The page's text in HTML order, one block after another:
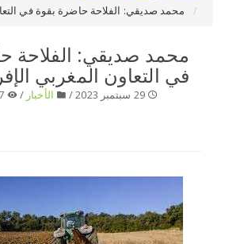
محمد صديقي: الفلاحة حاضرة بقوة في
محمد صديقي: الفلاحة
في التعاون المغربي
29 سبتمبر 2023 / الأخبار /